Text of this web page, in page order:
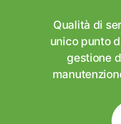
Qualità di
unico punto
gestione